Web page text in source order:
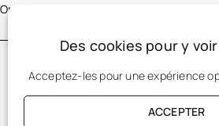
Optic 2000 France
Des cookies pour y
Acceptez-les pour une expérience
ACCEPTER